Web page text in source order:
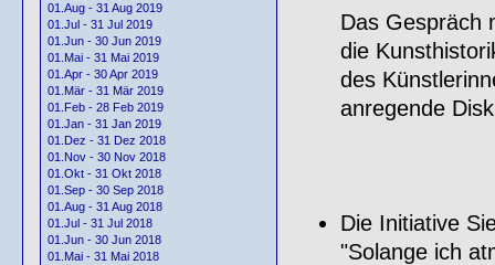
01.Aug - 31 Aug 2019
01.Jul - 31 Jul 2019
01.Jun - 30 Jun 2019
01.Mai - 31 Mai 2019
01.Apr - 30 Apr 2019
01.Mär - 31 Mär 2019
01.Feb - 28 Feb 2019
01.Jan - 31 Jan 2019
01.Dez - 31 Dez 2018
01.Nov - 30 Nov 2018
01.Okt - 31 Okt 2018
01.Sep - 30 Sep 2018
01.Aug - 31 Aug 2018
01.Jul - 31 Jul 2018
01.Jun - 30 Jun 2018
01.Mai - 31 Mai 2018
Das Gespräch
die
des
anregende
Die Initiative
"Solange ich